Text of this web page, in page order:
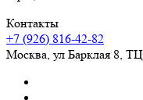
Контакты
+7 (926) 816-42-82
Москва, ул Барклая 8,